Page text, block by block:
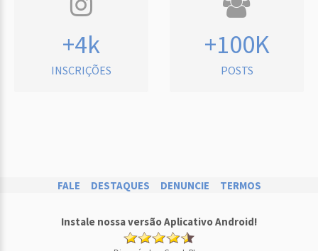
+4k
INSCRIÇÕES
+100K
POSTS
FALE DESTAQUES DENUNCIE TERMOS
Instale nossa versão Aplicativo Android!